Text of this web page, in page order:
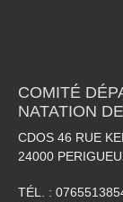
COMITÉ
NATATION
CDOS 46 RUE
24000
TÉL. :